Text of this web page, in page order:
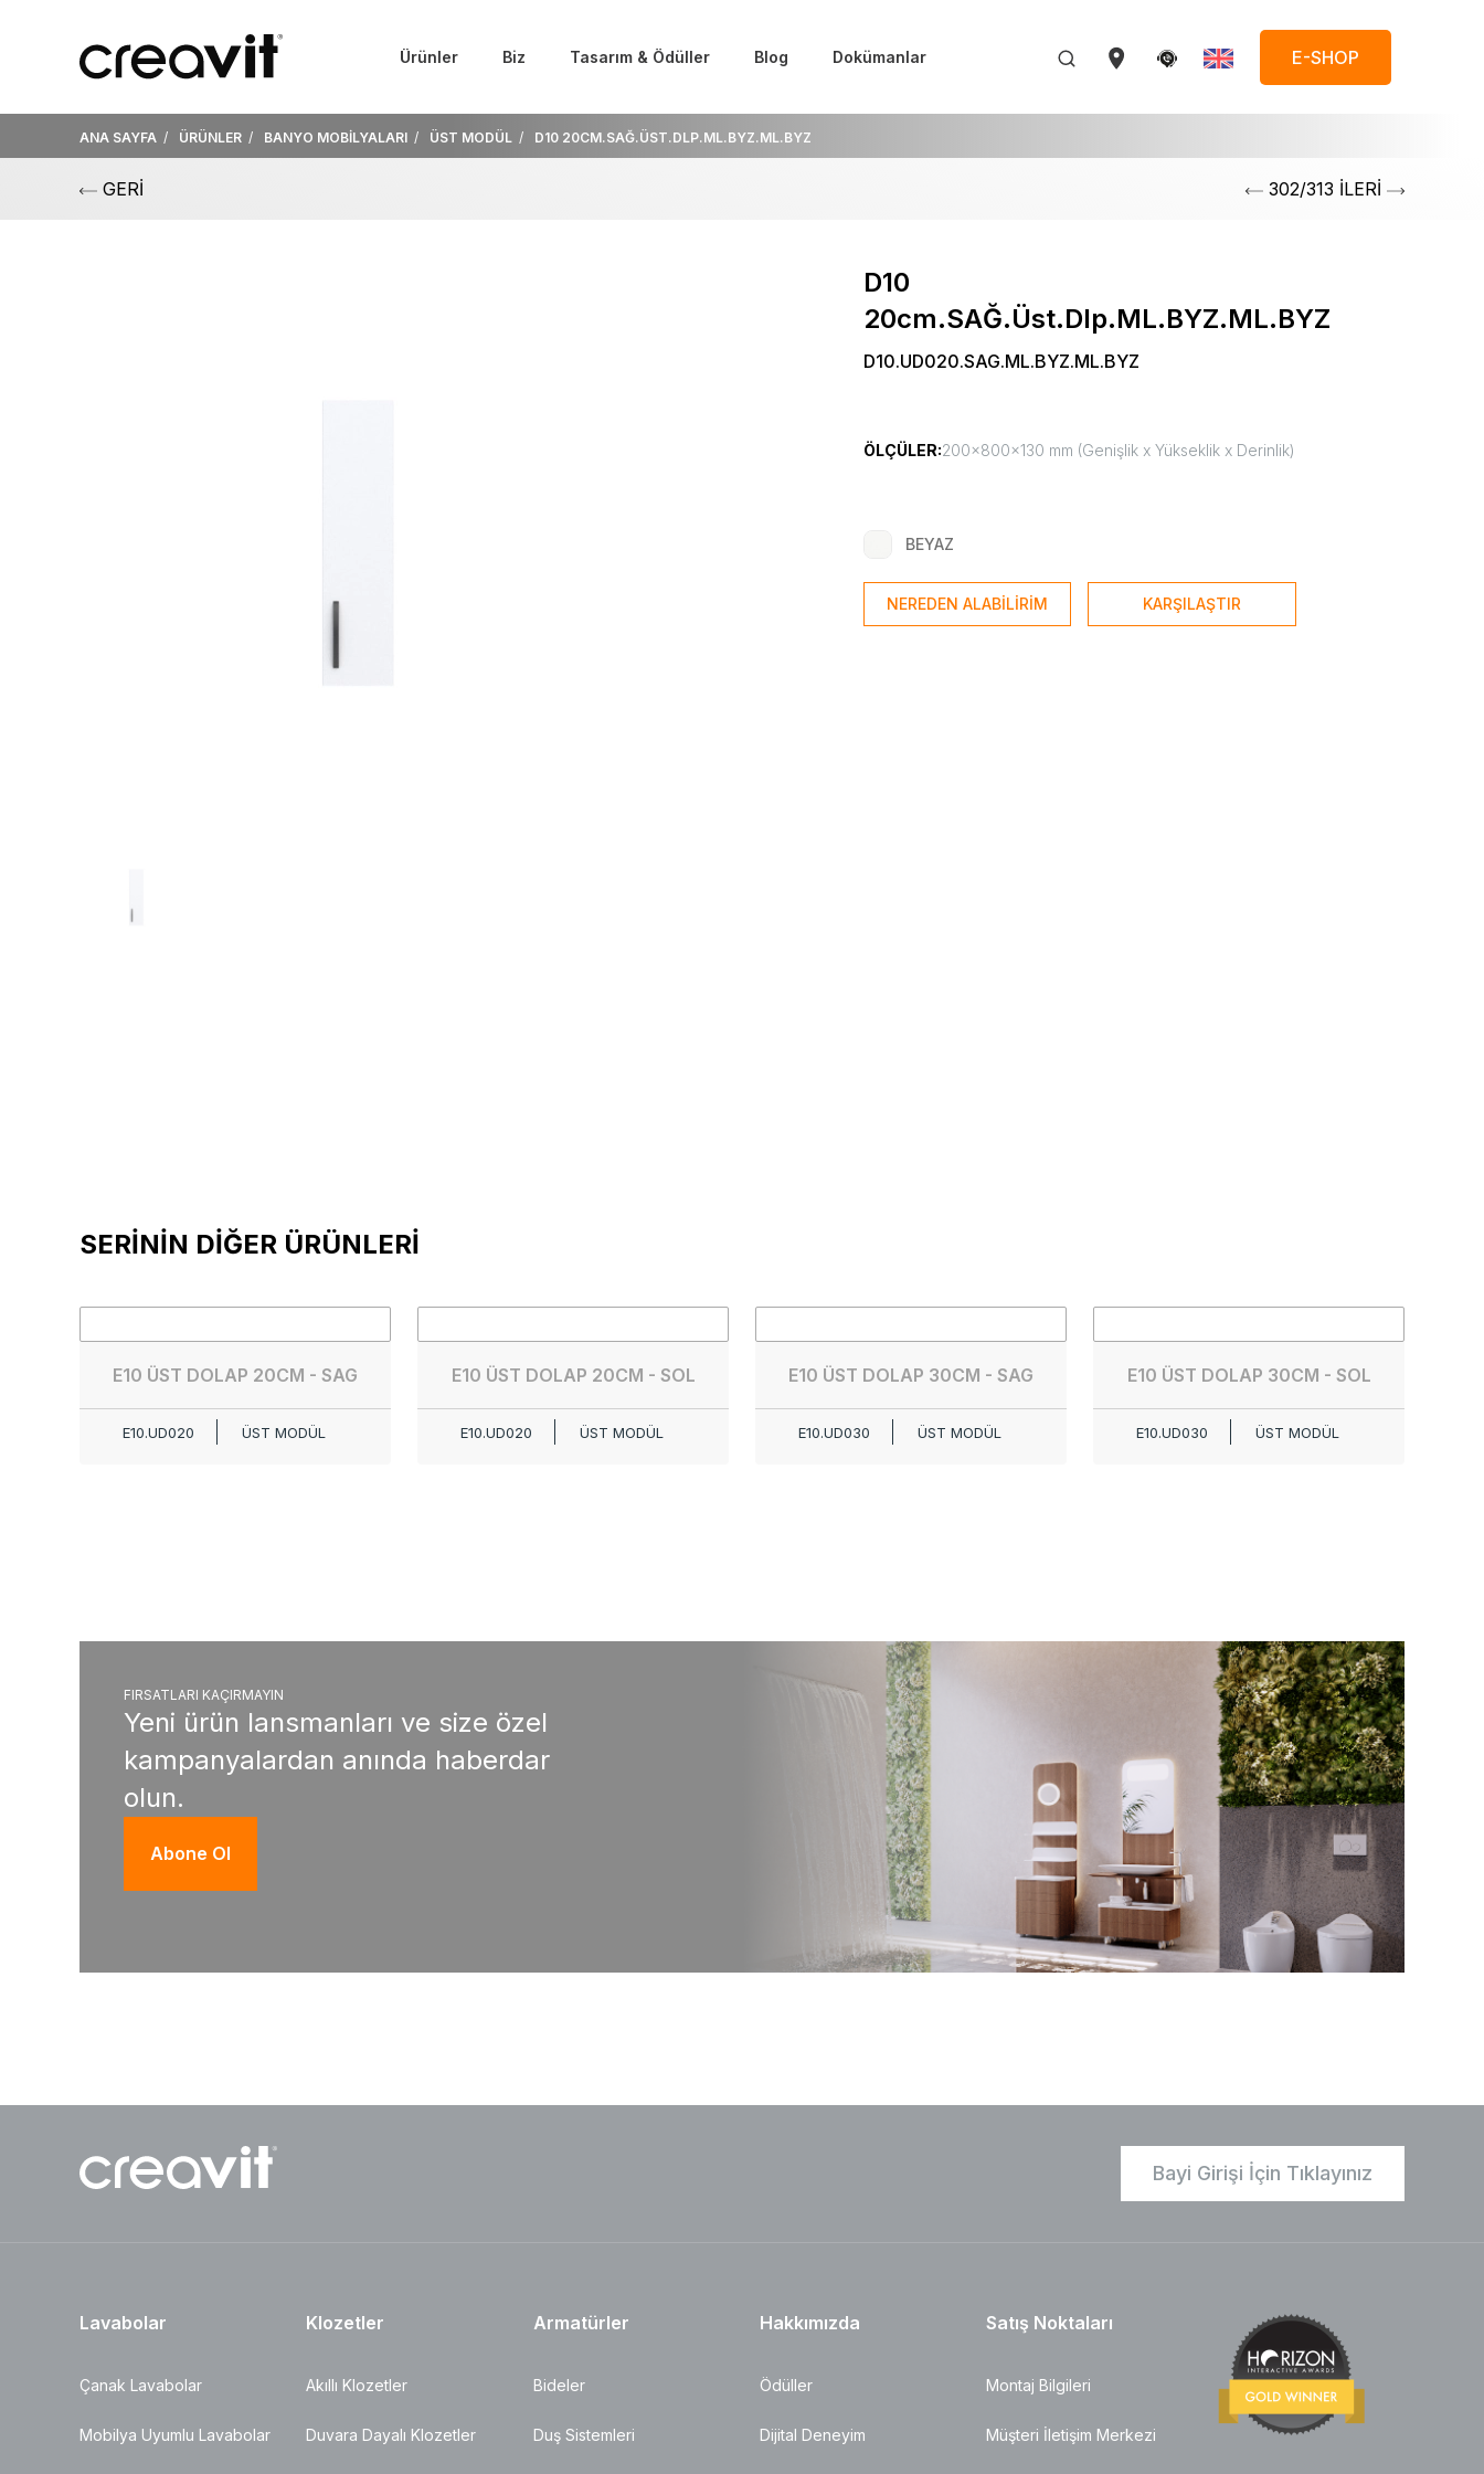
Ürünler Biz Tasarım & Ödüller Blog Dokümanlar E-SHOP
ANA SAYFA ÜRÜNLER BANYO MOBİLYALARI ÜST MODÜL D10 20CM.SAĞ.ÜST.DLP.ML.BYZ.ML.BYZ
GERİ 302/313 İLERİ
D10
20cm.SAĞ.Üst.Dlp.ML.BYZ.ML.BYZ
D10.UD020.SAG.ML.BYZ.ML.BYZ
ÖLÇÜLER:200x800x130 mm (Genişlik x Yükseklik x Derinlik)
BEYAZ
NEREDEN ALABİLİRİM KARŞILAŞTIR
SERİNİN DİĞER ÜRÜNLERİ
E10 ÜST DOLAP 20CM - SAG
E10.UD020 ÜST MODÜL
E10 ÜST DOLAP 20CM - SOL
E10.UD020 ÜST MODÜL
E10 ÜST DOLAP 30CM - SAG
E10.UD030 ÜST MODÜL
E10 ÜST DOLAP 30CM - SOL
E10.UD030 ÜST MODÜL
FIRSATLARI KAÇIRMAYIN
Yeni ürün lansmanları ve size özel
kampanyalardan anında haberdar
olun.
Abone Ol
Bayi Girişi İçin Tıklayınız
Lavabolar
Çanak Lavabolar
Mobilya Uyumlu Lavabolar
Klozetler
Akıllı Klozetler
Duvara Dayalı Klozetler
Armatürler
Bideler
Duş Sistemleri
Hakkımızda
Ödüller
Dijital Deneyim
Satış Noktaları
Montaj Bilgileri
Müşteri İletişim Merkezi